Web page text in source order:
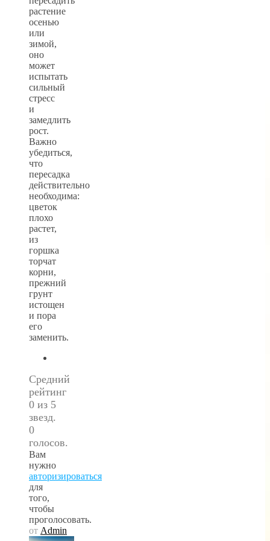
растение
осенью
или
зимой,
оно
может
испытать
сильный
стресс
и
замедлить
рост.
Важно
убедиться,
что
пересадка
действительно
необходима:
цветок
плохо
растет,
из
горшка
торчат
корни,
прежний
грунт
истощен
и пора
его
заменить.
Средний
рейтинг
0 из 5
звезд.
0
голосов.
Вам
нужно
авторизироваться
для
того,
чтобы
проголосовать.
от Admin